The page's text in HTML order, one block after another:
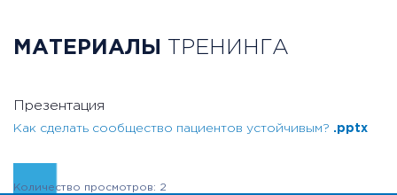
МАТЕРИАЛЫ ТРЕНИНГА
Презентация
Как сделать сообщество пациентов устойчивым? .pptx
Количество просмотров: 2